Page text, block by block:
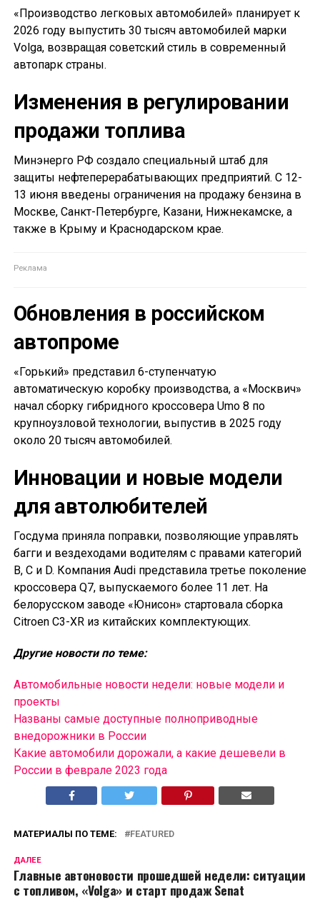
«Производство легковых автомобилей» планирует к
2026 году выпустить 30 тысяч автомобилей марки
Volga, возвращая советский стиль в современный
автопарк страны.
Изменения в регулировании
продажи топлива
Минэнерго РФ создало специальный штаб для
защиты нефтеперерабатывающих предприятий. С 12-
13 июня введены ограничения на продажу бензина в
Москве, Санкт-Петербурге, Казани, Нижнекамске, а
также в Крыму и Краснодарском крае.
Обновления в российском
автопроме
«Горький» представил 6-ступенчатую
автоматическую коробку производства, а «Москвич»
начал сборку гибридного кроссовера Umo 8 по
крупноузловой технологии, выпустив в 2025 году
около 20 тысяч автомобилей.
Инновации и новые модели
для автолюбителей
Госдума приняла поправки, позволяющие управлять
багги и вездеходами водителям с правами категорий
B, C и D. Компания Audi представила третье поколение
кроссовера Q7, выпускаемого более 11 лет. На
белорусском заводе «Юнисон» стартовала сборка
Citroen C3-XR из китайских комплектующих.
Другие новости по теме:
Автомобильные новости недели: новые модели и
проекты
Названы самые доступные полноприводные
внедорожники в России
Какие автомобили дорожали, а какие дешевели в
России в феврале 2023 года
МАТЕРИАЛЫ ПО ТЕМЕ: FEATURED
ДАЛЕЕ
Главные автоновости прошедшей недели: ситуации
с топливом, «Volga» и старт продаж Senat